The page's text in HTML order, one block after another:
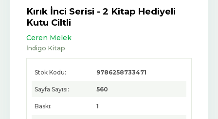
Kırık İnci Serisi - 2 Kitap Hediyeli
Kutu Ciltli
Ceren Melek
İndigo Kitap
Stok Kodu: 9786258733471
Sayfa Sayısı: 560
Baskı: 1